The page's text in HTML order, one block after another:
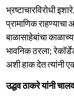
भ्रष्टाचारविरोधी
प्रामाणिक
बाळासाहेबांचा
भावनिक ठरला;
अशी हाक देत त्यांनी
उद्धव ठाकरे यांनी